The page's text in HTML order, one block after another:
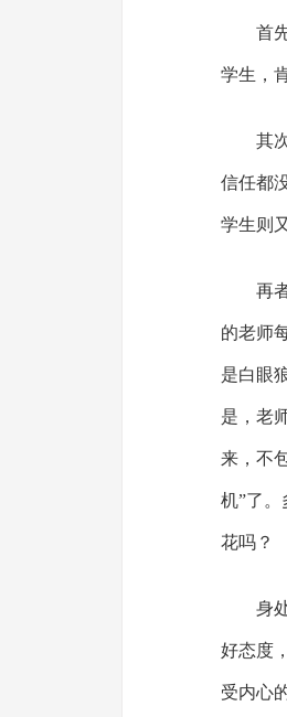
首
学生，
其
信任都
学生则
再
的老师
是白眼
是，老
来，不
机”了
花吗？
身
好态度
受内心